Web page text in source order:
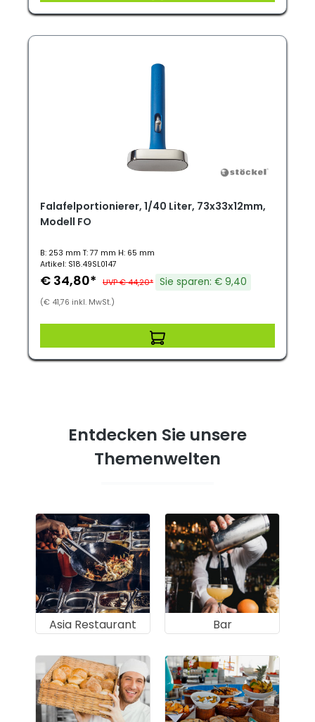
Falafelportionierer, 1/40 Liter, 73x33x12mm,
Modell FO
B: 253 mm T: 77 mm H: 65 mm
Artikel: S18.49SL0147
€ 34,80* UVP € 44,20* Sie sparen: € 9,40
(€ 41,76 inkl. MwSt.)
Entdecken Sie unsere
Themenwelten
Asia Restaurant Bar